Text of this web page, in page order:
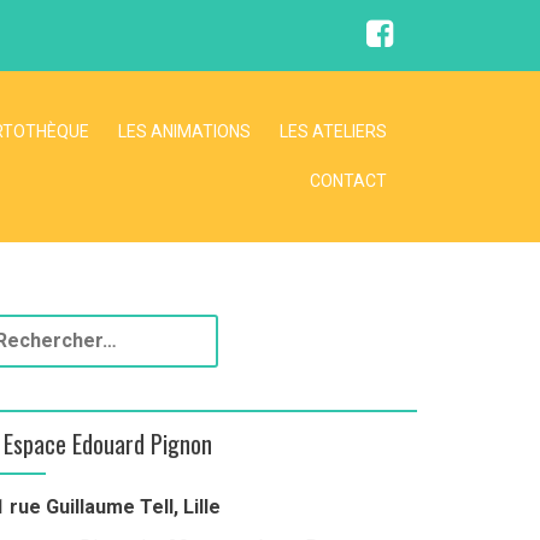
F
a
LES ANIMATIONS LES ATELIERS
CONTACT
Espace Edouard Pignon
rue Guillaume Tell, Lille